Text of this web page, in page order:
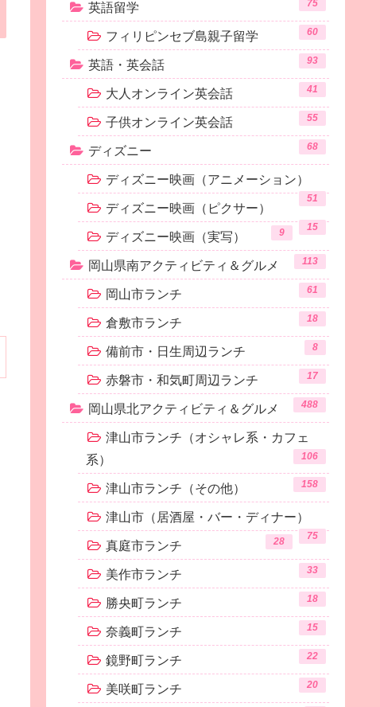
英語留学 75
フィリピンセブ島親子留学 60
英語・英会話 93
大人オンライン英会話 41
子供オンライン英会話 55
ディズニー 68
ディズニー映画（アニメーション）
51
ディズニー映画（ピクサー）
15
ディズニー映画（実写） 9
岡山県南アクティビティ＆グルメ 113
岡山市ランチ 61
倉敷市ランチ 18
備前市・日生周辺ランチ 8
赤磐市・和気町周辺ランチ 17
岡山県北アクティビティ＆グルメ 488
津山市ランチ（オシャレ系・カフェ
系）
106
津山市ランチ（その他） 158
津山市（居酒屋・バー・ディナー）
75
真庭市ランチ 28
美作市ランチ 33
勝央町ランチ 18
奈義町ランチ 15
鏡野町ランチ 22
美咲町ランチ 20